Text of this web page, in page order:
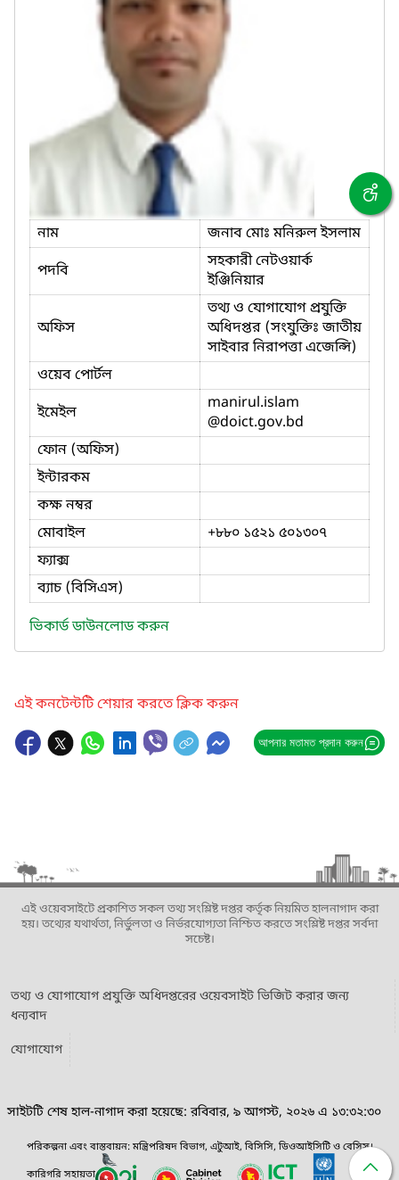
নাম
জনাব মোঃ মনিরুল ইসলাম
পদবি
সহকারী নেটওয়ার্ক
ইঞ্জিনিয়ার
অফিস
তথ্য ও যোগাযোগ প্রযুক্তি
অধিদপ্তর (সংযুক্তিঃ জাতীয়
সাইবার নিরাপত্তা এজেন্সি)
ওয়েব পোর্টল
ইমেইল
manirul.islam
@doict.gov.bd
ফোন (অফিস)
ইন্টারকম
কক্ষ নম্বর
মোবাইল
+৮৮০ ১৫২১ ৫০১৩০৭
ফ্যাক্স
ব্যাচ (বিসিএস)
ভিকার্ড ডাউনলোড করুন
এই কনটেন্টটি শেয়ার করতে ক্লিক করুন
আপনার মতামত প্রদান করুন
এই ওয়েবসাইটে প্রকাশিত সকল তথ্য সংশ্লিষ্ট দপ্তর কর্তৃক নিয়মিত হালনাগাদ করা
হয়। তথ্যের যথার্থতা, নির্ভুলতা ও নির্ভরযোগ্যতা নিশ্চিত করতে সংশ্লিষ্ট দপ্তর সর্বদা
সচেষ্ট।
তথ্য ও যোগাযোগ প্রযুক্তি অধিদপ্তরের ওয়েবসাইট ভিজিট করার জন্য
ধন্যবাদ
যোগাযোগ
সাইটটি শেষ হাল-নাগাদ করা হয়েছে: রবিবার, ৯ আগস্ট, ২০২৬ এ ১৩:৩২:৩০
পরিকল্পনা এবং বাস্তবায়ন: মন্ত্রিপরিষদ বিভাগ, এটুআই, বিসিসি, ডিওআইসিটি ও বেসিস।
কারিগরি সহায়তা